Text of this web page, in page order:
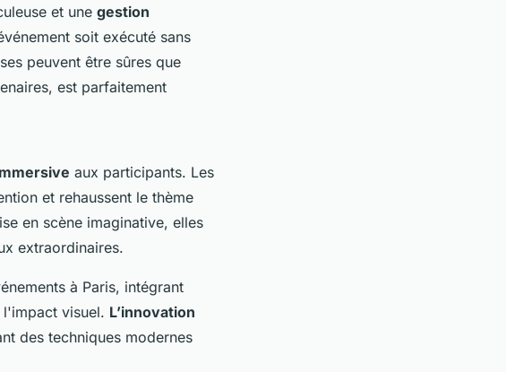
et une gestion
soit exécuté sans
peuvent être sûres que
est parfaitement
aux participants. Les
et rehaussent le thème
en scène imaginative, elles
extraordinaires.
à Paris, intégrant
visuel. L’innovation
des techniques modernes